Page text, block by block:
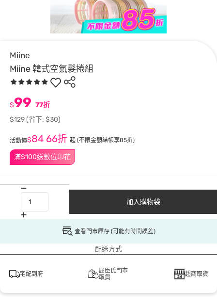
Miine
Miine 韓式空氣髮捲組
滿$100送數位印花
$99 77折
$129(省下: $30)
活動價$84 66折 起 (不限金額結帳享85折)
加入購物袋
查看門市庫存 (可能有時間誤差)
配送方式
宅配到府
屈臣氏門市
取貨
超商取貨